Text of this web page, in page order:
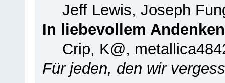
Jeff Lewis, Joseph
In liebevollem
Crip, K@,
Für jeden, den wir